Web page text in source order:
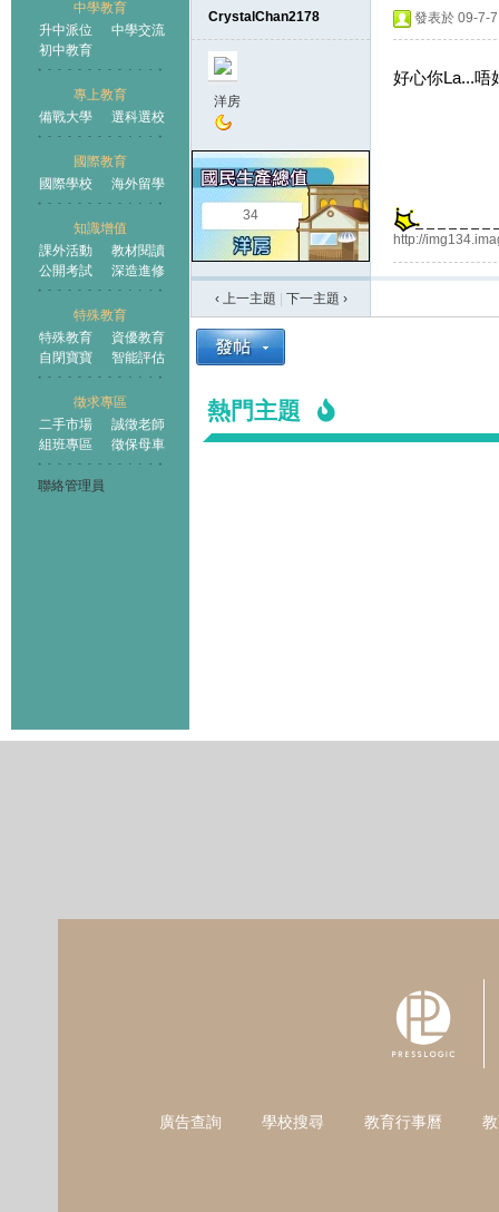
中學教育
升中派位
中學交流
初中教育
專上教育
備戰大學
選科選校
國際教育
國際學校
海外留學
知識增值
課外活動
教材閱讀
公開考試
深造進修
特殊教育
特殊教育
資優教育
自閉寶寶
智能評估
徵求專區
二手市場
誠徵老師
組班專區
徵保母車
聯絡管理員
CrystalChan2178
洋房
34
發表於 09-7-
好心你La...唔
http://
‹ 上一主題 下一主題 ›
熱門主題
廣告查詢 學校搜尋 教育行事曆